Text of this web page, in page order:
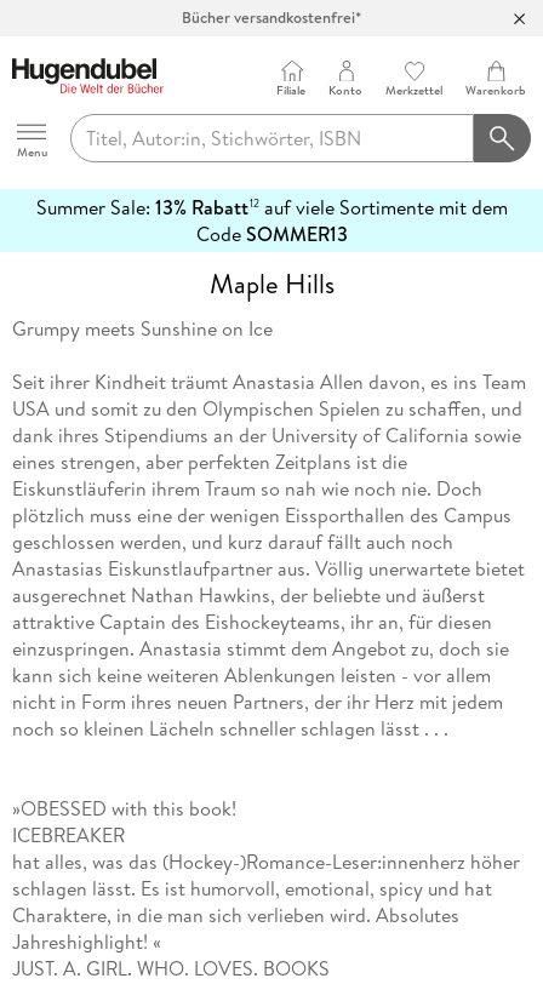
Bücher versandkostenfrei*
Abholung in über 100 Filialen
Hugendubel
Menu
Filiale Konto Merkzettel Warenkorb
Summer Sale: 13% Rabatt12auf viele Sortimente mit dem
CodeSOMMER13
erfahren
Maple Hills
Grumpy meets Sunshine on Ice
Seit ihrer Kindheit träumt Anastasia Allen davon, es ins Team
USA und somit zu den Olympischen Spielen zu schaffen, und
dank ihres Stipendiums an der University of California sowie
eines strengen, aber perfekten Zeitplans ist die
Eiskunstläuferin ihrem Traum so nah wie noch nie. Doch
plötzlich muss eine der wenigen Eissporthallen des Campus
geschlossen werden, und kurz darauf fällt auch noch
Anastasias Eiskunstlaufpartner aus. Völlig unerwartete bietet
ausgerechnet Nathan Hawkins, der beliebte und äußerst
attraktive Captain des Eishockeyteams, ihr an, für diesen
einzuspringen. Anastasia stimmt dem Angebot zu, doch sie
kann sich keine weiteren Ablenkungen leisten - vor allem
nicht in Form ihres neuen Partners, der ihr Herz mit jedem
noch so kleinen Lächeln schneller schlagen lässt . . .
»OBESSED with this book!
ICEBREAKER
hat alles, was das (Hockey-)Romance-Leser:innenherz höher
schlagen lässt. Es ist humorvoll, emotional, spicy und hat
Charaktere, in die man sich verlieben wird. Absolutes
Jahreshighlight! «
JUST. A. GIRL. WHO. LOVES. BOOKS